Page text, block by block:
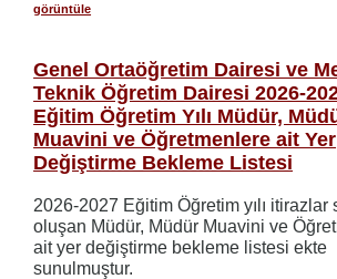
görüntüle
Genel Ortaöğretim Dairesi ve
Teknik Öğretim Dairesi 2026-
Eğitim Öğretim Yılı Müdür,
Muavini ve Öğretmenlere ait Yer
Değiştirme Bekleme Listesi
2026-2027 Eğitim Öğretim yılı itirazlar
oluşan Müdür, Müdür Muavini ve
ait yer değiştirme bekleme listesi ekte
sunulmuştur.